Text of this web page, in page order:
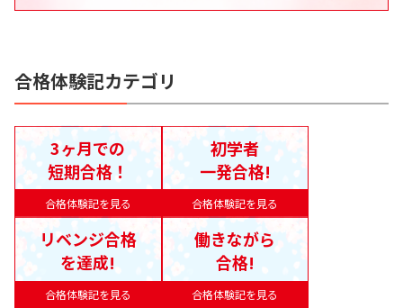
合格体験記カテゴリ
合格体験記を見る
3ヶ月での
短期合格！
合格体験記を見る
初学者
一発合格!
合格体験記を見る
リベンジ合格
を達成!
合格体験記を見る
働きながら
合格!